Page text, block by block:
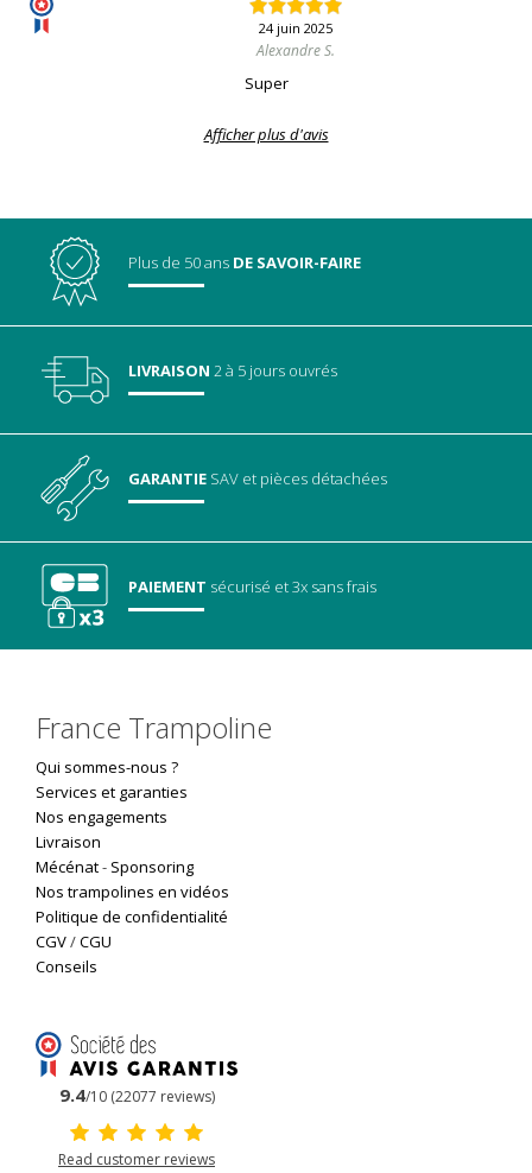
24 juin 2025
Alexandre S.
Super
Afficher plus d'avis
Plus de 50 ans DE SAVOIR-FAIRE
LIVRAISON 2 à 5 jours ouvrés
GARANTIE SAV et pièces détachées
PAIEMENT sécurisé et 3x sans frais
France Trampoline
Qui sommes-nous ?
Services et garanties
Nos engagements
Livraison
Mécénat- Sponsoring
Nos trampolines en vidéos
Politique de confidentialité
CGV/CGU
Conseils
9.4/10 (22077 reviews)
Read customer reviews